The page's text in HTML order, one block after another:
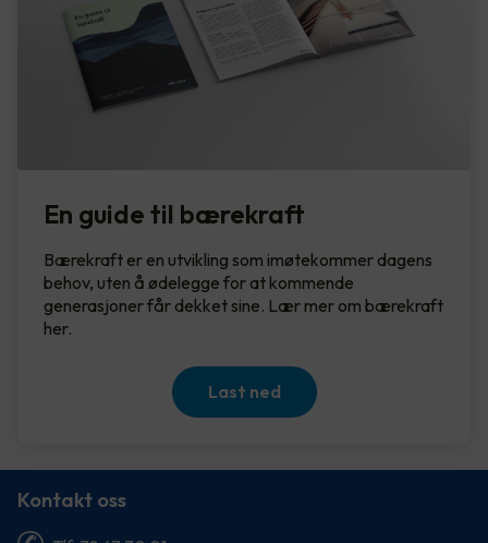
En guide til bærekraft
Bærekraft er en utvikling som imøtekommer dagens
behov, uten å ødelegge for at kommende
generasjoner får dekket sine. Lær mer om bærekraft
her.
Last ned
Kontakt oss